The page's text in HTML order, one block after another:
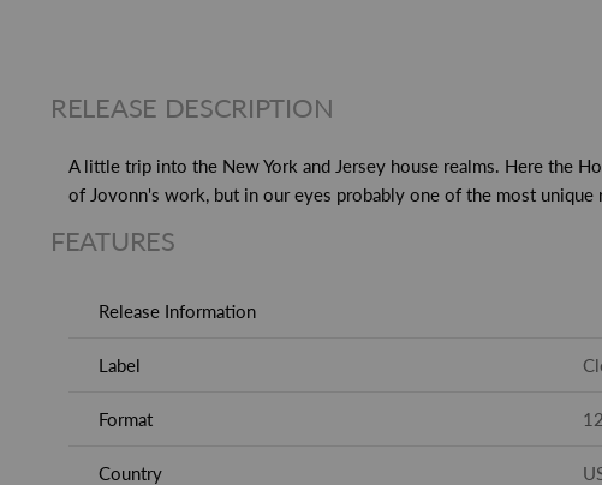
RELEASE DESCRIPTION
A little trip into the New York and Jersey house realms. Here the
of Jovonn's work, but in our eyes probably one of the most
FEATURES
Release Information
Label
Format 12
Country